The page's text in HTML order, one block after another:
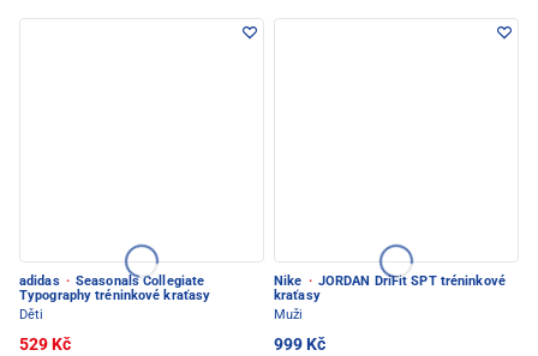
adidas · Seasonals Collegiate
Typography tréninkové kraťasy
Děti
529 Kč
Nike · JORDAN DriFit SPT tréninkové
kraťasy
Muži
999 Kč